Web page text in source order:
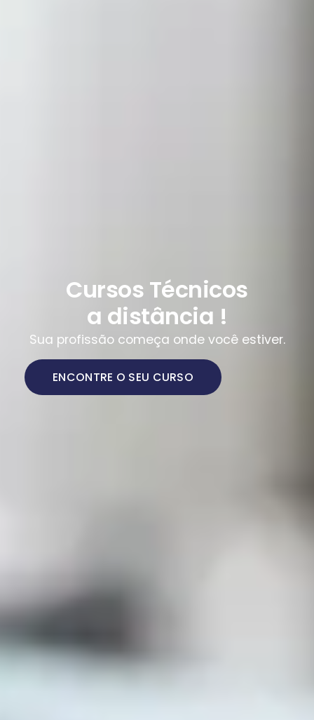
Cursos Técnicos
a distância !
Sua profissão começa onde você estiver.
ENCONTRE O SEU CURSO